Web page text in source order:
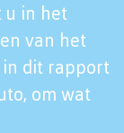
u in het
van het
dit rapport
om wat